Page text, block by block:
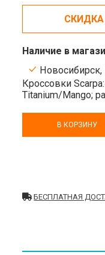
СКИДКА
Наличие в
Новосибирск,
Кроссовки
Titanium/Mango;
В КОРЗИНУ
БЕСПЛАТНАЯ